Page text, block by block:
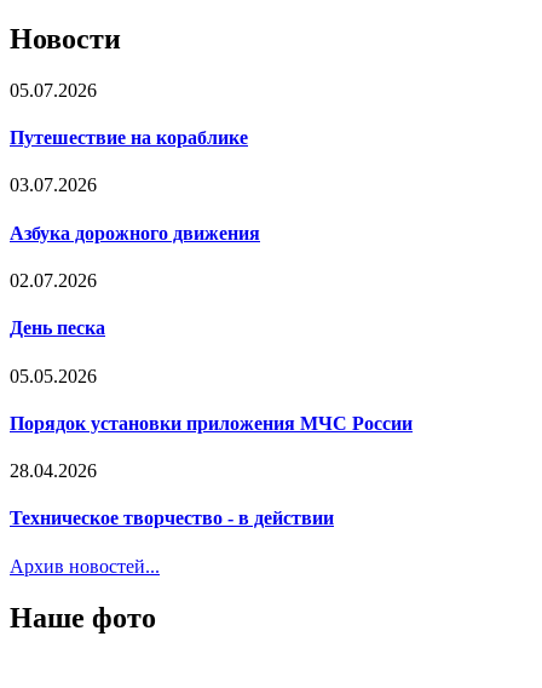
Новости
05.07.2026
Путешествие на кораблике
03.07.2026
Азбука дорожного движения
02.07.2026
День песка
05.05.2026
Порядок установки приложения МЧС России
28.04.2026
Техническое творчество - в действии
Архив новостей...
Наше фото